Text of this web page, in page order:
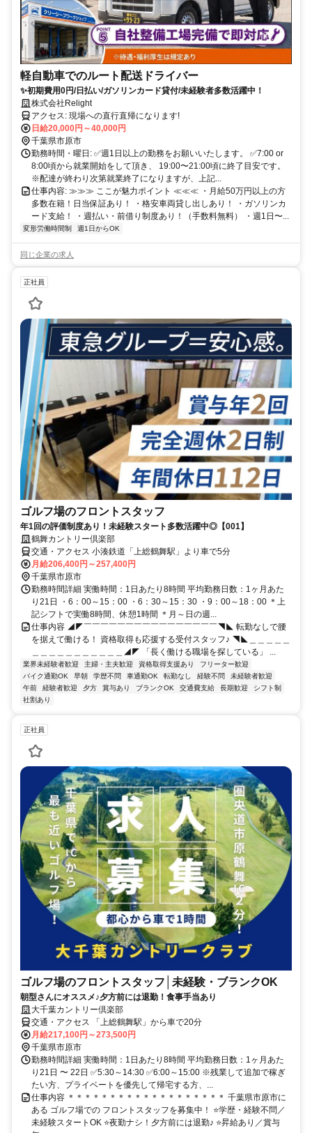
軽自動車でのルート配送ドライバー
✨初期費用0円/日払い/ガソリンカード貸付/未経験者多数活躍中！
株式会社Relight
アクセス: 現場への直行直帰になります!
日給20,000円～40,000円
千葉県市原市
勤務時間・曜日: ✅週1日以上の勤務をお願いいたします。 ✅7:00 or
8:00頃から就業開始をして頂き、 19:00〜21:00頃に終了目安です。
※配達が終わり次第就業終了になりますが、上記...
仕事内容: ≫≫≫ ここが魅力ポイント ≪≪≪ ・月給50万円以上の方
多数在籍！日当保証あり！ ・格安車両貸し出しあり！ ・ガソリンカ
ード支給！ ・週払い・前借り制度あり！（手数料無料） ・週1日〜...
変形労働時間制 週1日からOK
同じ企業の求人
正社員
ゴルフ場のフロントスタッフ
年1回の評価制度あり！未経験スタート多数活躍中◎【001】
鶴舞カントリー倶楽部
交通・アクセス 小湊鉄道「上総鶴舞駅」より車で5分
月給206,400円～257,400円
千葉県市原市
勤務時間詳細 実働時間：1日あたり8時間 平均勤務日数：1ヶ月あた
り21日 ・6：00～15：00 ・6：30～15：30 ・9：00～18：00 ＊上
記シフトで実働8時間、休憩1時間 ＊月～日の週...
仕事内容 ◢◤￣￣￣￣￣￣￣￣￣￣￣￣￣￣￣￣◥◣ 転勤なしで腰
を据えて働ける！ 資格取得も応援する受付スタッフ♪ ◥◣＿＿＿＿＿
＿＿＿＿＿＿＿＿＿＿＿◢◤ 「長く働ける職場を探している」 ...
業界未経験者歓迎 主婦・主夫歓迎 資格取得支援あり
フリーター歓迎
バイク通勤OK
早朝 学歴不問 車通勤OK 転勤なし 経験不問
未経験者歓迎
午前
経験者歓迎 夕方 賞与あり ブランクOK 交通費支給 長期歓迎
シフト制
社割あり
正社員
ゴルフ場のフロントスタッフ│未経験・ブランクOK
朝型さんにオススメ♪夕方前には退勤！食事手当あり
大千葉カントリー倶楽部
交通・アクセス 「上総鶴舞駅」から車で20分
月給217,100円～273,500円
千葉県市原市
勤務時間詳細 実働時間：1日あたり8時間 平均勤務日数：1ヶ月あた
り21日 〜 22日 ✅5:30～14:30 ✅6:00～15:00 ※残業して追加で稼ぎ
たい方、プライベートを優先して帰宅する方、...
仕事内容 ＊＊＊＊＊＊＊＊＊＊＊＊＊＊＊＊＊＊＊ 千葉県市原市に
ある ゴルフ場での フロントスタッフを募集中！ ⭐学歴・経験不問／
未経験スタートOK ⭐夜勤ナシ！夕方前には退勤♪ ⭐昇給あり／賞与